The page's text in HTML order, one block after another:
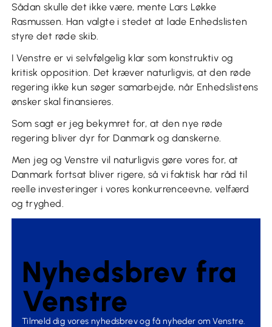
Sådan skulle det ikke være, mente Lars Løkke
Rasmussen. Han valgte i stedet at lade Enhedslisten
styre det røde skib.
I Venstre er vi selvfølgelig klar som konstruktiv og
kritisk opposition. Det kræver naturligvis, at den røde
regering ikke kun søger samarbejde, når Enhedslistens
ønsker skal finansieres.
Som sagt er jeg bekymret for, at den nye røde
regering bliver dyr for Danmark og danskerne.
Men jeg og Venstre vil naturligvis gøre vores for, at
Danmark fortsat bliver rigere, så vi faktisk har råd til
reelle investeringer i vores konkurrenceevne, velfærd
og tryghed.
Nyhedsbrev fra
Venstre
Tilmeld dig vores nyhedsbrev og få nyheder om Venstre.